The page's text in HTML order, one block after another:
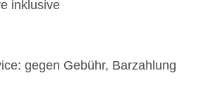
„Tulip“: Küche: türkisch, à
Inclusive inklusive, April -
„Bonsai“: Küche:
Gebühr, bei All Inclusive
inklusive
gegen Gebühr, Barzahlung